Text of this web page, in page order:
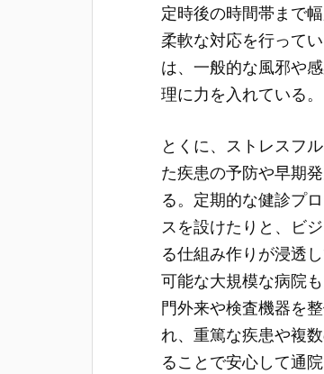
定時後の時間帯まで
柔軟な対応を行って
は、一般的な風邪や
理に力を入れている。
とくに、ストレスフ
た疾患の予防や早期
る。定期的な健診プ
スを設けたりと、ビ
る仕組み作りが浸透
可能な大規模な病院
門外来や検査機器を
れ、重篤な疾患や複
ることで安心して通